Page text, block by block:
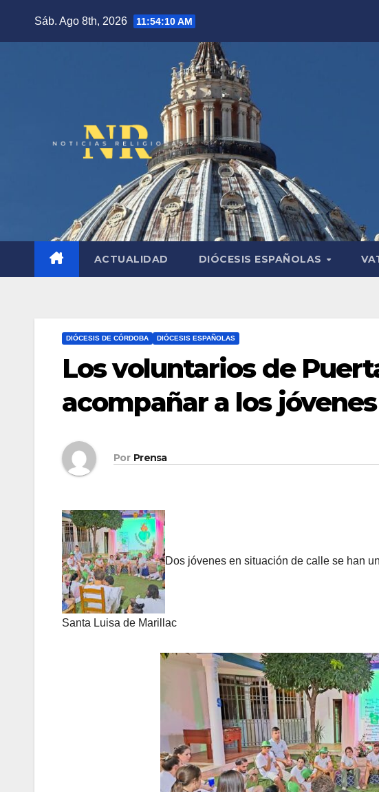
Sáb. Ago 8th, 2026 11:54:11 AM
ACTUALIDAD DIÓCESIS ESPAÑOLAS
DIÓCESIS DE CÓRDOBA DIÓCESIS ESPAÑOLAS
Los voluntarios de
acompañar a los jóvenes
Por Prensa
Dos jóvenes en situación de calle se han
Santa Luisa de Marillac